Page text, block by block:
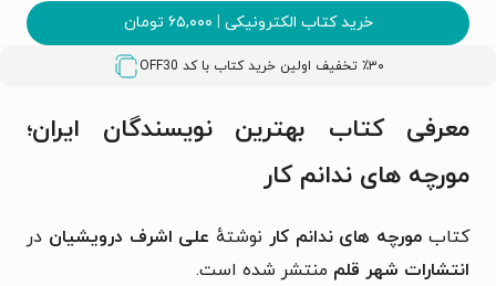
خرید کتاب الکترونیکی | ۶۵,۰۰۰ تومان
٪۳۰ تخفیف اولین خرید کتاب با کد OFF30
معرفی کتاب بهترین نویسندگان ایران؛
مورچه های ندانم کار
کتاب مورچه های ندانم کار نوشتهٔ علی اشرف درویشیان در
انتشارات شهر قلم منتشر شده است.